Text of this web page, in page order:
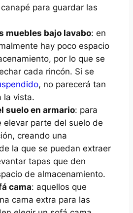
para guardar las
muebles bajo lavabo: en
hay poco espacio
por lo que se
cada rincón. Si se
, no parecerá tan
la vista.
suelo en armario: para
elevar parte del suelo de
creando una
la que se puedan extraer
tapas que den
de almacenamiento.
cama: aquellos que
cama extra para las